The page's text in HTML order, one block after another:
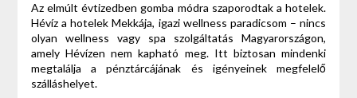
Az elmúlt évtizedben gomba módra szaporodtak a hotelek.
Hévíz a hotelek Mekkája, igazi wellness paradicsom – nincs
olyan wellness vagy spa szolgáltatás Magyarországon,
amely Hévízen nem kapható meg.Itt biztosan mindenki
megtalálja a pénztárcájának és igényeinek megfelelő
szálláshelyet.